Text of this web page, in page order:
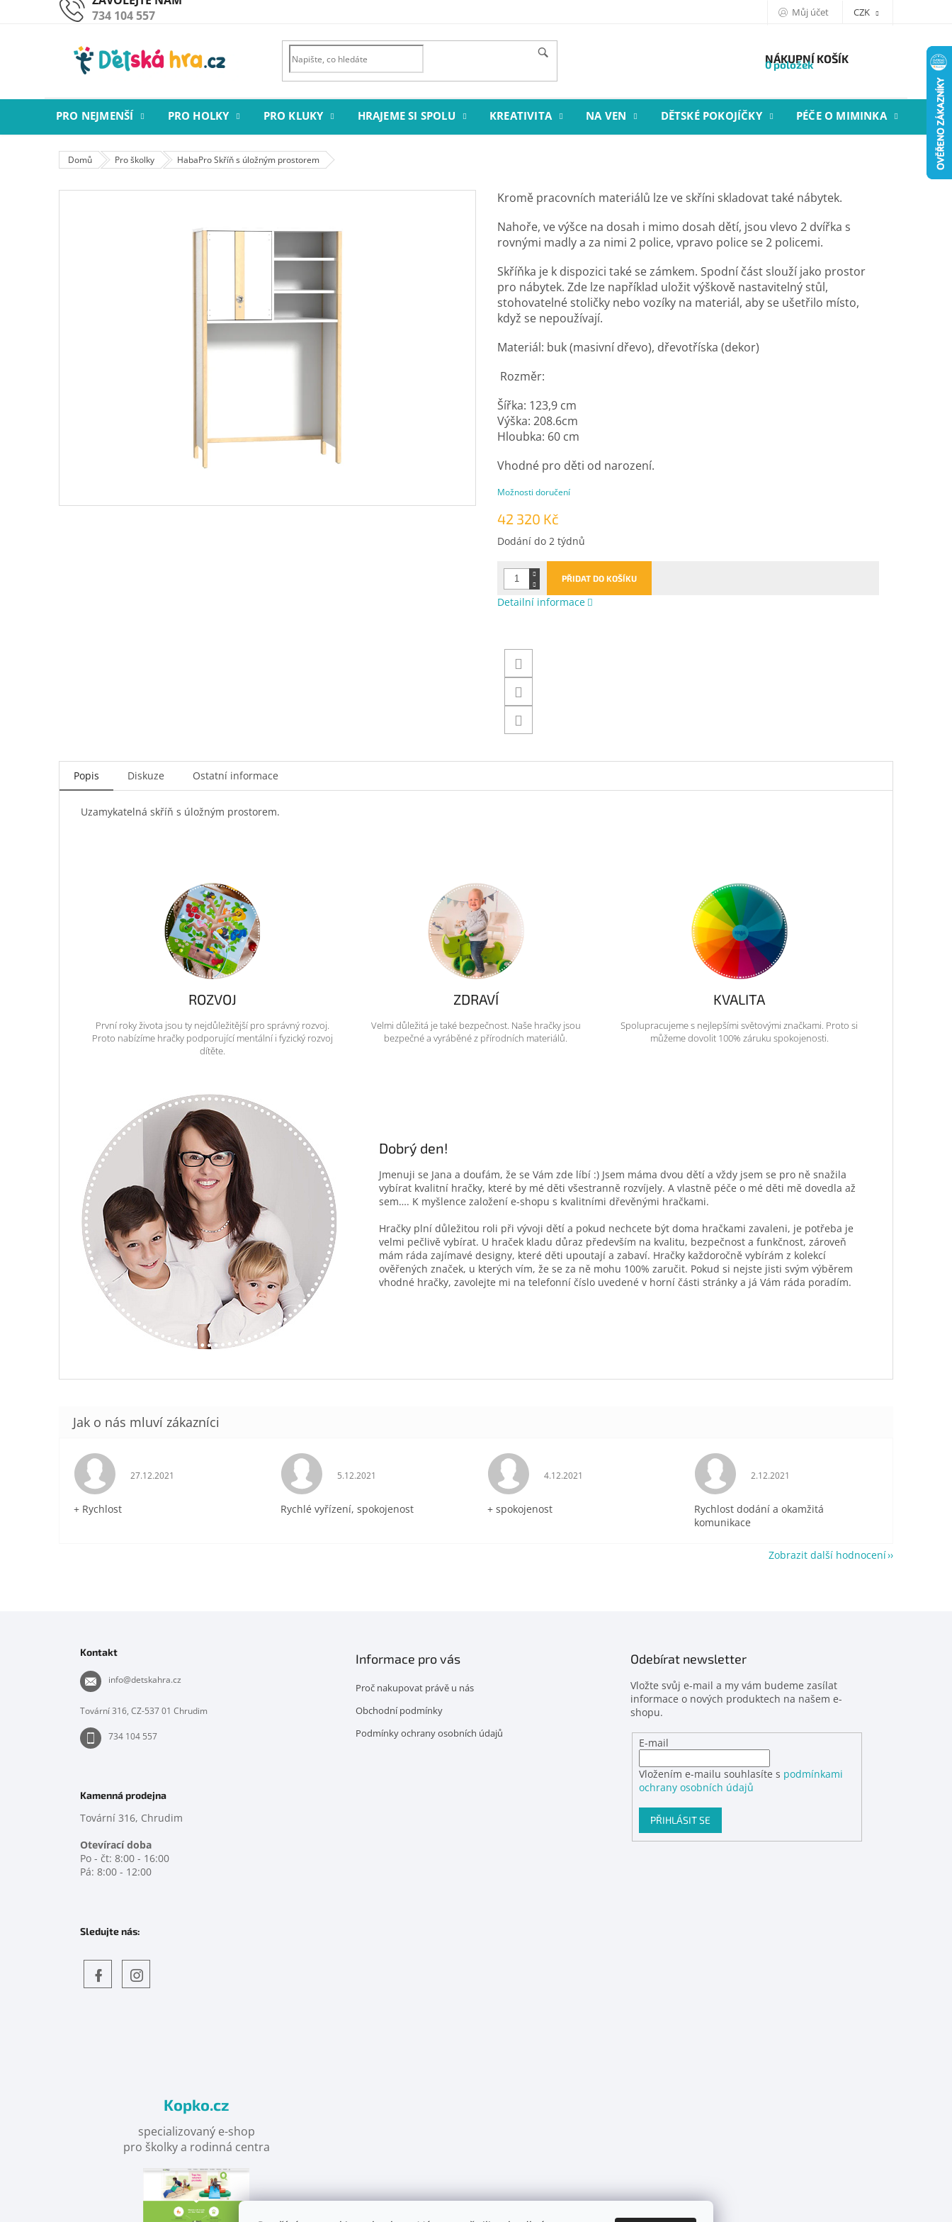
734 104 557 Můj účet CZK
NÁKUPNÍ KOŠÍK
0 položek
PRO NEJMENŠÍ PRO HOLKY PRO KLUKY HRAJEME SI SPOLU KREATIVITA NA VEN DĚTSKÉ POKOJÍČKY PÉČE O MIMINKA
Domů Pro školky HabaPro Skříň s úložným prostorem
42 320 Kč
Měrná
Dodání do 2 týdnů
Možnosti doručení
PŘIDAT DO KOŠÍKU
Kromě pracovních materiálů lze ve skříni skladovat také nábytek.
Nahoře, ve výšce na dosah i mimo dosah dětí, jsou vlevo 2 dvířka s
rovnými madly a za nimi 2 police, vpravo police se 2 policemi.
Skříňka je k dispozici také se zámkem. Spodní část slouží jako prostor
pro nábytek. Zde lze například uložit výškově nastavitelný stůl,
stohovatelné stoličky nebo vozíky na materiál, aby se ušetřilo místo,
když se nepoužívají.
Materiál: buk (masivní dřevo), dřevotříska (dekor)
Rozměr:
Šířka: 123,9 cm
Výška: 208.6cm
Hloubka: 60 cm
Vhodné pro děti od narození.
Detailní informace
Popis Diskuze Ostatní informace
Uzamykatelná skříň s úložným prostorem.
ROZVOJ
První roky života jsou ty nejdůležitější pro správný rozvoj.
Proto nabízíme hračky podporující mentální i fyzický rozvoj
dítěte.
ZDRAVÍ
Velmi důležitá je také bezpečnost. Naše hračky jsou
bezpečné a vyráběné z přírodních materiálů.
KVALITA
Spolupracujeme s nejlepšími světovými značkami. Proto si
můžeme dovolit 100% záruku spokojenosti.
Dobrý den!
Jmenuji se Jana a doufám, že se Vám zde líbí :) Jsem máma dvou dětí a vždy jsem se pro ně snažila
vybírat kvalitní hračky, které by mé děti všestranně rozvíjely. A vlastně péče o mé děti mě dovedla až
sem…. K myšlence založení e-shopu s kvalitními dřevěnými hračkami.
Hračky plní důležitou roli při vývoji dětí a pokud nechcete být doma hračkami zavaleni, je potřeba je
velmi pečlivě vybírat. U hraček kladu důraz především na kvalitu, bezpečnost a funkčnost, zároveň
mám ráda zajímavé designy, které děti upoutají a zabaví. Hračky každoročně vybírám z kolekcí
ověřených značek, u kterých vím, že se za ně mohu 100% zaručit. Pokud si nejste jisti svým výběrem
vhodné hračky, zavolejte mi na telefonní číslo uvedené v horní části stránky a já Vám ráda poradím.
Hodnocení obchodu je 5 z 5 hvězdiček.
27.12.2021
+ Rychlost
Hodnocení obchodu je 5 z 5 hvězdiček.
5.12.2021
Rychlé vyřízení, spokojenost
Hodnocení obchodu je 5 z 5 hvězdiček.
4.12.2021
+ spokojenost
Hodnocení obchodu je 5 z 5 hvězdiček.
2.12.2021
Rychlost dodání a okamžitá
komunikace
Zobrazit další hodnocení
Kontakt
info@detskahra.cz
Tovární 316, CZ-537 01 Chrudim
734 104 557
Kamenná prodejna
Tovární 316, Chrudim
Otevírací doba
Po - čt: 8:00 - 16:00
Pá: 8:00 - 12:00
Sledujte nás:
Informace pro vás
Proč nakupovat právě u nás
Obchodní podmínky
Podmínky ochrany osobních údajů
Odebírat newsletter
Vložte svůj e-mail a my vám budeme zasílat
informace o nových produktech na našem e-
shopu.
E-mail
Vložením e-mailu souhlasíte s podmínkami
ochrany osobních údajů
PŘIHLÁSIT SE
Kopko.cz
specializovaný e-shop
pro školky a rodinná centra